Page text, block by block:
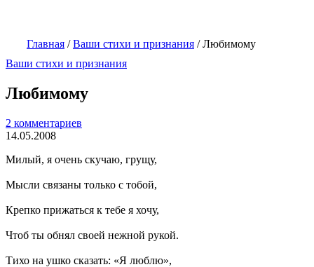
Главная /Ваши стихи и признания /Любимому
Ваши стихи и признания
Любимому
2 комментариев
14.05.2008
Милый, я очень скучаю, грущу,
Мысли связаны только с тобой,
Крепко прижаться к тебе я хочу,
Чтоб ты обнял своей нежной рукой.
Тихо на ушко сказать: «Я люблю»,